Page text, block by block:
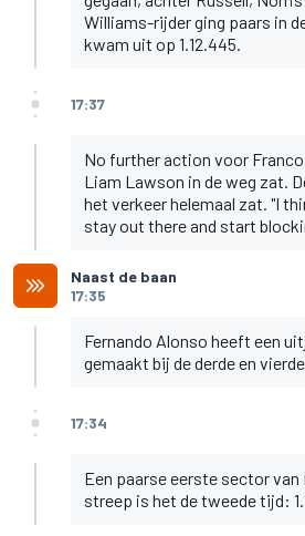
Williams-rijder ging paars in
kwam uit op 1.12.445.
17:37
No further action voor
Liam Lawson in de weg zat.
het verkeer helemaal zat. "I
stay out there and start
Naast de baan
17:35
Fernando Alonso heeft een
gemaakt bij de derde en
17:34
Een paarse eerste sector van
streep is het de tweede tijd: